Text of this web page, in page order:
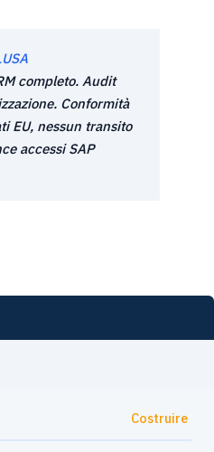
completo. Audit
Conformità
EU, nessun transito
accessi SAP
Costruire